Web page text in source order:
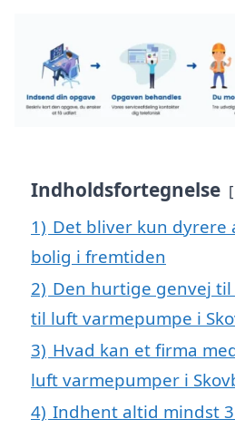
Indholdsfortegnelse
1) Det bliver kun dyrere
bolig i fremtiden
2) Den hurtige genvej
til luft varmepumpe i
3) Hvad kan et firma
luft varmepumper i
4) Indhent altid mindst